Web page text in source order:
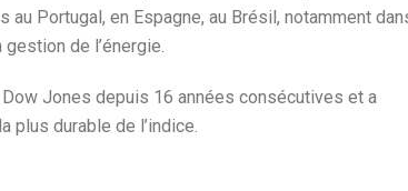
Portugal, en Espagne, au Brésil, notamment
de l’énergie.
Jones depuis 16 années consécutives et a
plus durable de l’indice.